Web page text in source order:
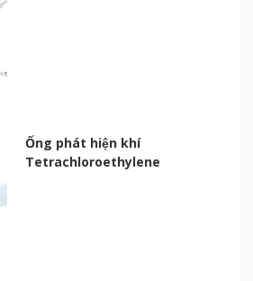
Ống phát hiện khí
Tetrachloroethylene